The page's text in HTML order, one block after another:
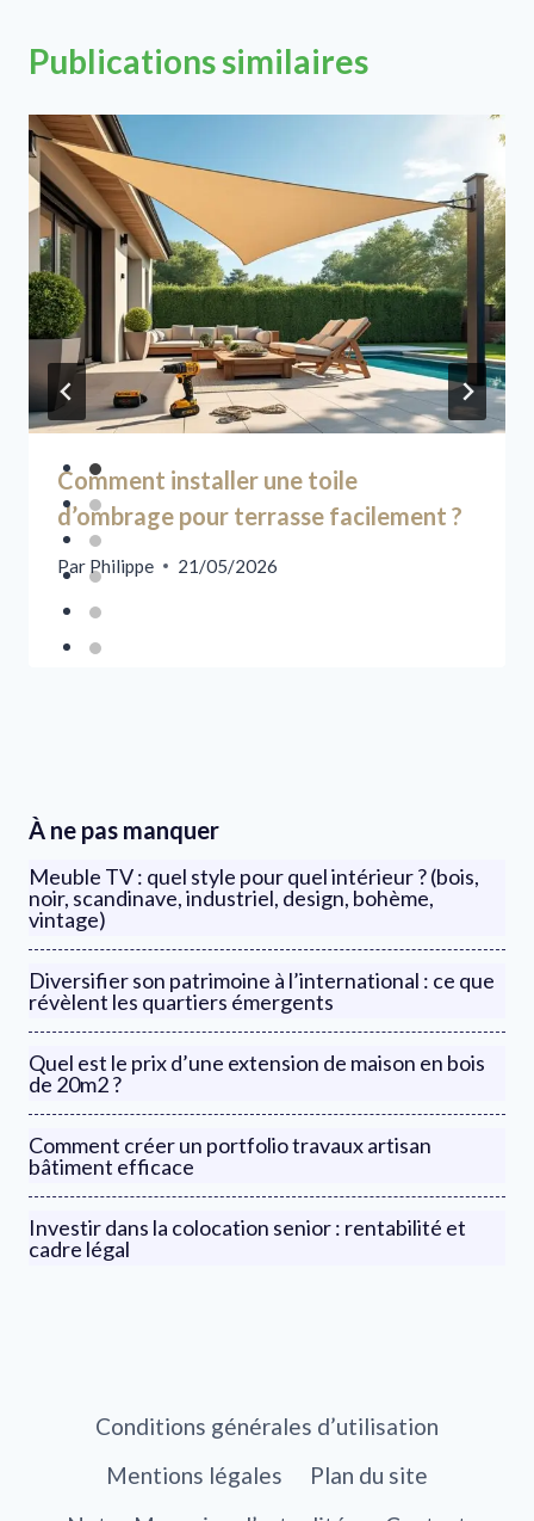
Publications similaires
Comment installer une toile
d’ombrage pour terrasse facilement ?
Par Philippe 21/05/2026
À ne pas manquer
Meuble TV : quel style pour quel intérieur ? (bois,
noir, scandinave, industriel, design, bohème,
vintage)
Diversifier son patrimoine à l’international : ce que
révèlent les quartiers émergents
Quel est le prix d’une extension de maison en bois
de 20m2 ?
Comment créer un portfolio travaux artisan
bâtiment efficace
Investir dans la colocation senior : rentabilité et
cadre légal
Conditions générales d’utilisation
Mentions légales
Plan du site